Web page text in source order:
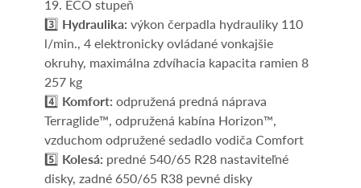
19. ECO stupeň
3️⃣ Hydraulika: výkon čerpadla hydrauliky 110
l/min., 4 elektronicky ovládané vonkajšie
okruhy, maximálna zdvíhacia kapacita ramien 8
257 kg
4️⃣ Komfort: odpružená predná náprava
Terraglide™, odpružená kabína Horizon™,
vzduchom odpružené sedadlo vodiča Comfort
5️⃣ Kolesá: predné 540/65 R28 nastaviteľné
disky, zadné 650/65 R38 pevné disky